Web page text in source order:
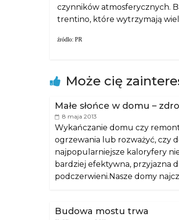
czynników atmosferycznych.
trentino, które wytrzymają
źródlo: PR
Może cię
Małe słońce w domu –
8 maja 2013
Wykańczanie domu czy
ogrzewania lub rozważyć, czy
najpopularniejsze kaloryfery
bardziej efektywna, przyjazna
podczerwieni.Nasze domy
Budowa mostu trwa